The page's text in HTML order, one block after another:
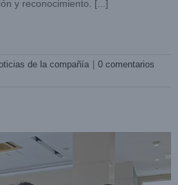
para una noche de celebración y reconocimiento. [...]
de la compañía | 0 comentarios
de la compañía